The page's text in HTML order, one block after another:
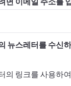
세요!
서 시작하세요
품을 게시
여기서 게시하기
뉴스레터를 수신
의 링크를 사용하